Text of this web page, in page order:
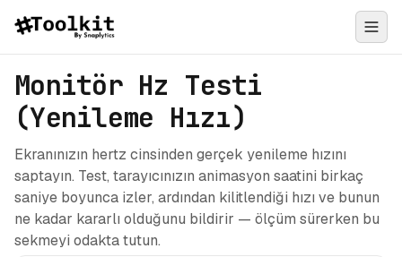
Monitör Hz Testi
(Yenileme Hızı)
Ekranınızın hertz cinsinden gerçek yenileme hızını
saptayın. Test, tarayıcınızın animasyon saatini birkaç
saniye boyunca izler, ardından kilitlendiği hızı ve bunun
ne kadar kararlı olduğunu bildirir — ölçüm sürerken bu
sekmeyi odakta tutun.